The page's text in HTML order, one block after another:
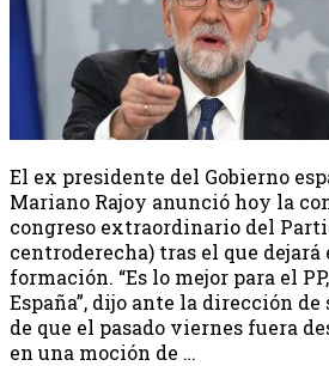
El ex presidente del Gobierno
Mariano Rajoy anunció hoy la
congreso extraordinario del
centroderecha) tras el que dejará
formación. “Es lo mejor para el
España”, dijo ante la dirección de
de que el pasado viernes fuera
en una moción de …